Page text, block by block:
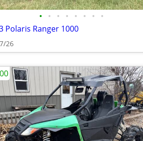
• • • • • • • •
Polaris Ranger 1000
7/26